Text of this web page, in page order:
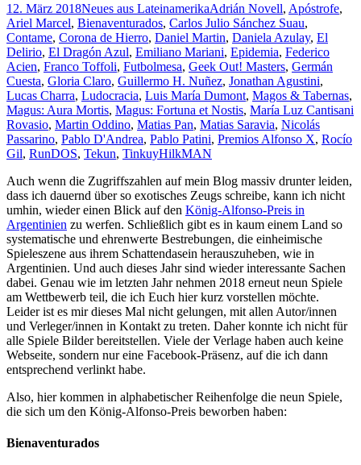
12. März 2018Neues aus LateinamerikaAdrián Novell, Apóstrofe,
Ariel Marcel, Bienaventurados, Carlos Julio Sánchez Suau,
Contame, Corona de Hierro, Daniel Martin, Daniela Azulay, El
Delirio, El Dragón Azul, Emiliano Mariani, Epidemia, Federico
Acien, Franco Toffoli, Futbolmesa, Geek Out! Masters, Germán
Cuesta, Gloria Claro, Guillermo H. Nuñez, Jonathan Agustini,
Lucas Charra, Ludocracia, Luis María Dumont, Magos & Tabernas,
Magus: Aura Mortis, Magus: Fortuna et Nostis, María Luz Cantisani
Rovasio, Martin Oddino, Matias Pan, Matias Saravia, Nicolás
Passarino, Pablo D'Andrea, Pablo Patini, Premios Alfonso X, Rocío
Gil, RunDOS, Tekun, TinkuyHilkMAN
Auch wenn die Zugriffszahlen auf mein Blog massiv drunter leiden,
dass ich dauernd über so exotisches Zeugs schreibe, kann ich nicht
umhin, wieder einen Blick auf den König-Alfonso-Preis in
Argentinien zu werfen. Schließlich gibt es in kaum einem Land so
systematische und ehrenwerte Bestrebungen, die einheimische
Spieleszene aus ihrem Schattendasein herauszuheben, wie in
Argentinien. Und auch dieses Jahr sind wieder interessante Sachen
dabei. Genau wie im letzten Jahr nehmen 2018 erneut neun Spiele
am Wettbewerb teil, die ich Euch hier kurz vorstellen möchte.
Leider ist es mir dieses Mal nicht gelungen, mit allen Autor/innen
und Verleger/innen in Kontakt zu treten. Daher konnte ich nicht für
alle Spiele Bilder bereitstellen. Viele der Verlage haben auch keine
Webseite, sondern nur eine Facebook-Präsenz, auf die ich dann
entsprechend verlinkt habe.
Also, hier kommen in alphabetischer Reihenfolge die neun Spiele,
die sich um den König-Alfonso-Preis beworben haben:
Bienaventurados